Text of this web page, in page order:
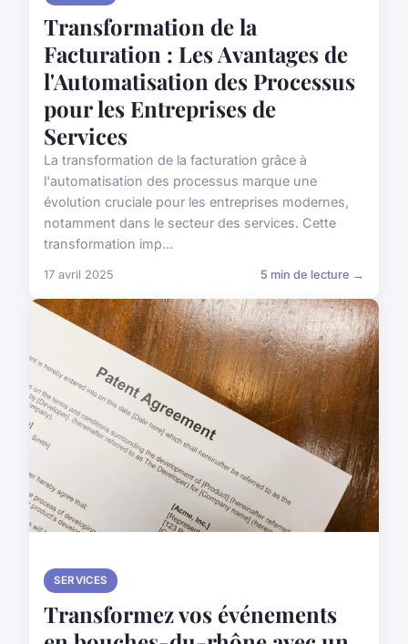
Transformation de la
Facturation : Les Avantages de
l'Automatisation des Processus
pour les Entreprises de
Services
La transformation de la facturation grâce à
l'automatisation des processus marque une
évolution cruciale pour les entreprises modernes,
notamment dans le secteur des services. Cette
transformation imp...
17 avril 2025 5 min de lecture →
SERVICES
Transformez vos événements